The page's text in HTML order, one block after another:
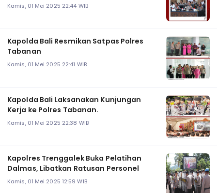
Kamis, 01 Mei 2025 22:44 WIB
Kapolda Bali Resmikan Satpas Polres
Tabanan
Kamis, 01 Mei 2025 22:41 WIB
Kapolda Bali Laksanakan Kunjungan
Kerja ke Polres Tabanan.
Kamis, 01 Mei 2025 22:38 WIB
Kapolres Trenggalek Buka Pelatihan
Dalmas, Libatkan Ratusan Personel
Kamis, 01 Mei 2025 12:59 WIB